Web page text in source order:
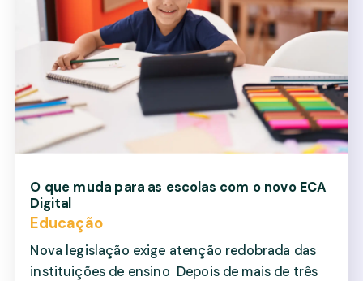
O que muda para as escolas com o novo ECA
Digital
Educação
Nova legislação exige atenção redobrada das
instituições de ensino Depois de mais de três